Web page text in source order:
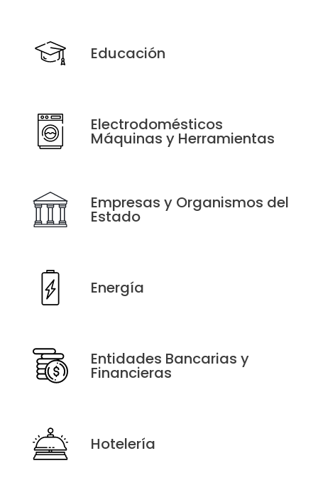
Educación
Electrodomésticos
Máquinas y Herramientas
Empresas y Organismos del
Estado
Energía
Entidades Bancarias y
Financieras
Hotelería